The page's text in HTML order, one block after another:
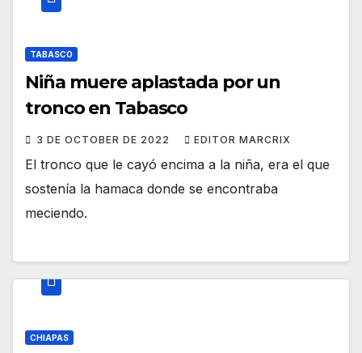
TABASCO
Niña muere aplastada por un
tronco en Tabasco
3 DE OCTOBER DE 2022 EDITOR MARCRIX
El tronco que le cayó encima a la niña, era el que
sostenía la hamaca donde se encontraba
meciendo.
CHIAPAS